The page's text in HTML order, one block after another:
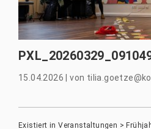
15.04.2026|von
Existiert in Veranstaltungen >